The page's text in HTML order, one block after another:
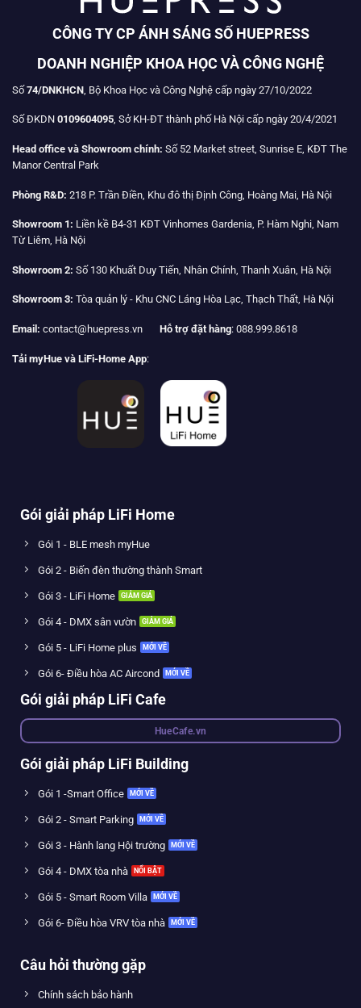
CÔNG TY CP ÁNH SÁNG SỐ HUEPRESS
DOANH NGHIỆP KHOA HỌC VÀ CÔNG NGHỆ
Số74/DNKHCN , Bộ Khoa Học và Công Nghệ cấp ngày 27/10/2022
Số ĐKDN 0109604095, Sở KH-ĐT thành phố Hà Nội cấp ngày 20/4/2021
Head office và Showroom chính: Số 52 Market street, Sunrise E, KĐT The
Manor Central Park
Phòng R&D: 218 P. Trần Điền, Khu đô thị Định Công, Hoàng Mai, Hà Nội
Showroom 1: Liền kề B4-31 KĐT Vinhomes Gardenia, P. Hàm Nghi, Nam
Từ Liêm, Hà Nội
Showroom 2: Số 130 Khuất Duy Tiến, Nhân Chính, Thanh Xuân, Hà Nội
Showroom 3: Tòa quản lý - Khu CNC Láng Hòa Lạc, Thạch Thất, Hà Nội
Email: contact@huepress.vn Hỗ trợ đặt hàng: 088.999.8618
Tải myHue và LiFi-Home App:
Gói giải pháp LiFi Home
Gói 1 - BLE mesh myHue
Gói 2 - Biến đèn thường thành Smart
Gói 3 - LiFi Home
Gói 4 - DMX sân vườn
Gói 5 - LiFi Home plus
Gói 6- Điều hòa AC Aircond
Gói giải pháp LiFi Cafe
HueCafe.vn
Gói giải pháp LiFi Building
Gói 1 -Smart Office
Gói 2 - Smart Parking
Gói 3 - Hành lang Hội trường
Gói 4 - DMX tòa nhà
Gói 5 - Smart Room Villa
Gói 6- Điều hòa VRV tòa nhà
Câu hỏi thường gặp
Chính sách bảo hành